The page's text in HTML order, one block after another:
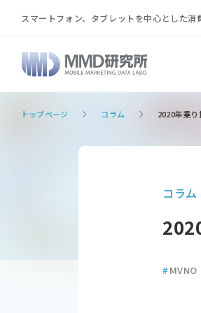
スマートフォン、タブレットを中心とした
トップページ コラム 2020年乗
コラム
# MVNO